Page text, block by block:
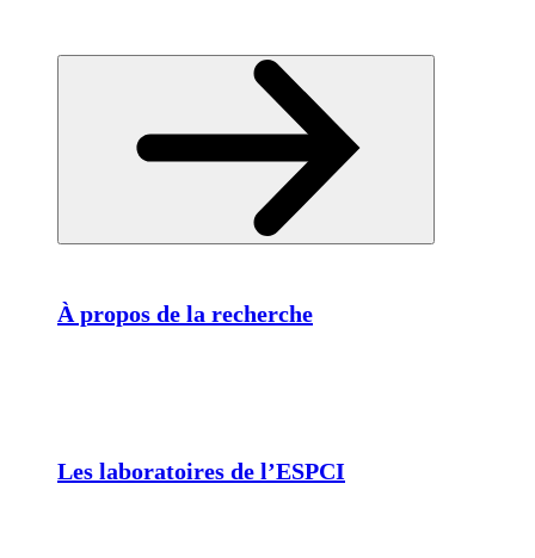
À propos de la recherche
Les laboratoires de l’ESPCI